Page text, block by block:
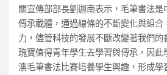
關宣傳部部長劉迦南表示，毛筆書法是
傳承載體，通過線條的不斷變化與組合
力，儘管科技的發展不斷改變著我們的
瑰寶值得青年學生去學習與傳承，因此
澳毛筆書法比賽培養學生興趣，形成學